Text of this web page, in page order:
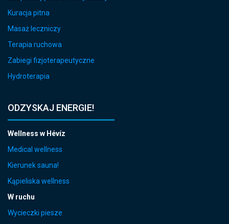
Kuracja pitna
Masaż leczniczy
Terapia ruchowa
Zabiegi fizjoterapeutyczne
Hydroterapia
ODZYSKAJ ENERGIE!
Wellness w Hévíz
Medical wellness
Kierunek sauna!
Kąpieliska wellness
W ruchu
Wycieczki piesze